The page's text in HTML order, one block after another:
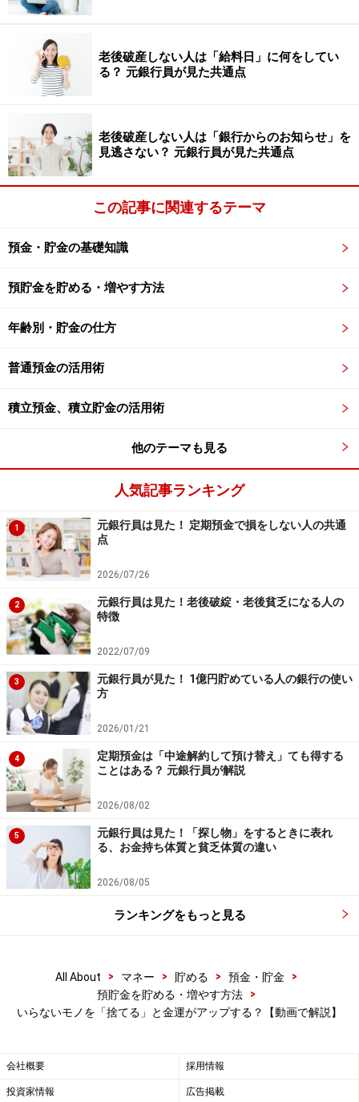
家も運気が悪くなってしまいます。
そして、場所やモノには「氣」が宿りますので、自分の
身の回りのモノをチェックして、もう使わない・いらな
いというモノがあるのなら、良い「氣」を身にまとうた
めにも処分しましょう。
【関連記事をチェック！】
2019年の金運アップするための部屋のポイント
金運アップする部屋の作り方、風水のポイントと
は？
お金が貯まらない人が集めている「3つのモノ」と
は？
※記事内容は執筆時点のものです。最新の内容をご確認くださ
い。
本記事の内容は一般的な情報提供を目的としており、特定の金融
商品や投資行動を推奨するものではありません。
投資や資産運用に関する最終的なご判断はご自身の責任において
行ってください。
掲載情報の正確性・完全性については十分に配慮しております
が、その内容を保証するものではなく、これに基づく損失・損害
の公式情報をご確認ください。
【編集部からのお知らせ】
・「家計」について、
中です！
※抽選で20名にAmazonギフト券1000円分プレゼント
※謝礼付きの限定アンケートやモニター企画に参加が可能に
なります
老後破産しない人は「給料日」に何をしてい
る？ 元銀行員が見た共通点
老後破産しない人は「銀行からのお知らせ」を
見逃さない？ 元銀行員が見た共通点
この記事に関連するテーマ
預金・貯金の基礎知識
預貯金を貯める・増やす方法
年齢別・貯金の仕方
普通預金の活用術
積立預金、積立貯金の活用術
他のテーマも見る
人気記事ランキング
1
元銀行員は見た！ 定期預金で損をしない人の共通
点
2026/07/26
2
元銀行員は見た！老後破綻・老後貧乏になる人の
特徴
2022/07/09
3
元銀行員が見た！ 1億円貯めている人の銀行の使い
方
2026/01/21
4
定期預金は「中途解約して預け替え」ても得する
ことはある？ 元銀行員が解説
2026/08/02
5
元銀行員は見た！「探し物」をするときに表れ
る、お金持ち体質と貧乏体質の違い
2026/08/05
ランキングをもっと見る
All About > マネー > 貯める > 預金・貯金
>
預貯金を貯める・増やす方法
>
いらないモノを「捨てる」と金運がアップする？【動画で解説】
会社概要 採用情報
投資家情報 広告掲載